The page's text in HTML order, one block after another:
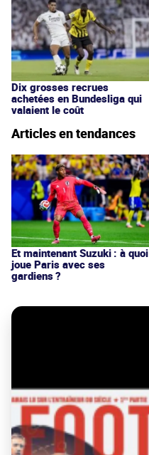
Dix grosses recrues
achetées en Bundesliga qui
valaient le coût
Articles en tendances
Et maintenant Suzuki : à quoi
joue Paris avec ses
gardiens ?